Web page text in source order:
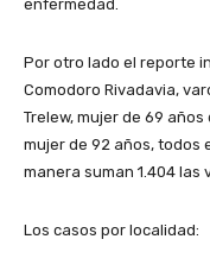
enfermedad.
Por otro lado el reporte
Comodoro Rivadavia,
Trelew, mujer de 69
mujer de 92 años, todos
manera suman 1.404 las
Los casos por localidad: